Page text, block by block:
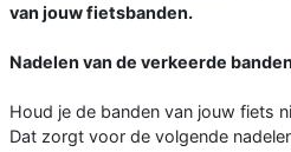
van jouw fietsbanden.
Nadelen van de verkeerde
Houd je de banden van jouw fiets
Dat zorgt voor de volgende